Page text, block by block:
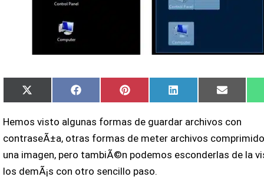
Compartir
en
X
(Twitter)
Compartir
en
Facebook Compartir
en
Pinterest
Compartir
en
LinkedIn
en
Email
Hemos visto algunas formas de guardar archivos con
contraseÃ±a, otras formas de meter archivos
una imagen, pero tambiÃ©n podemos esconderlas de la
los demÃ¡s con otro sencillo paso.